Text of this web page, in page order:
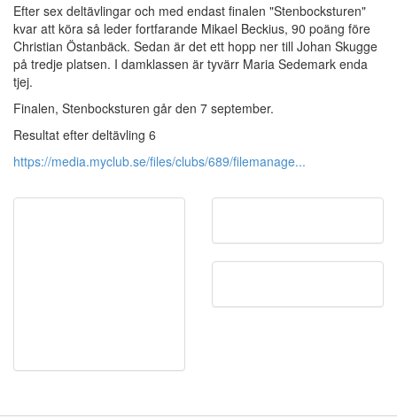
Efter sex deltävlingar och med endast finalen "Stenbocksturen"
kvar att köra så leder fortfarande Mikael Beckius, 90 poäng före
Christian Östanbäck. Sedan är det ett hopp ner till Johan Skugge
på tredje platsen. I damklassen är tyvärr Maria Sedemark enda
tjej.
Finalen, Stenbocksturen går den 7 september.
Resultat efter deltävling 6
https://media.myclub.se/files/clubs/689/filemanage...